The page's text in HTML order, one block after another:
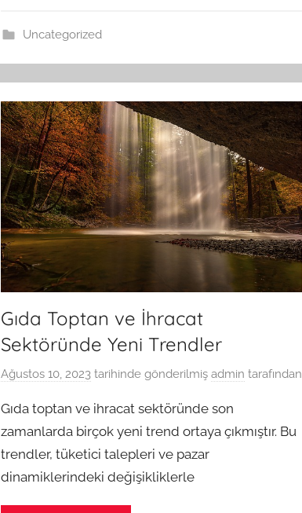
Uncategorized
Gıda Toptan ve İhracat
Sektöründe Yeni Trendler
Ağustos 10, 2023 tarihinde gönderilmiş admin tarafından
Gıda toptan ve ihracat sektöründe son
zamanlarda birçok yeni trend ortaya çıkmıştır. Bu
trendler, tüketici talepleri ve pazar
dinamiklerindeki değişikliklerle